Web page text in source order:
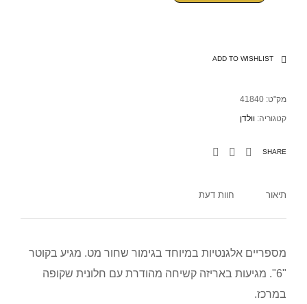
ADD TO WISHLIST
מק"ט: 41840
קטגוריה: וולדן
SHARE
תיאור חוות דעת
מספריים אלגנטיות במיוחד בגימור שחור מט. מגיע בקוטר
"6". מגיעות באריזה קשיחה מהודרת עם חלונית שקופה
במרכז.